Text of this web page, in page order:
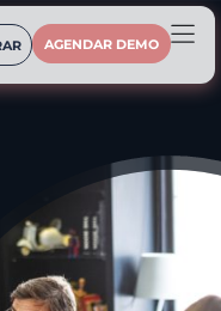
AGENDAR DEMO